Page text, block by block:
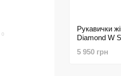
Рукавички
Diamond W
L)
5 950 грн
0